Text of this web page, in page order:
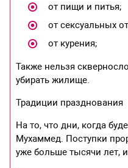
от пищи и питья;
от сексуальных
от курения;
Также нельзя
убирать жилище.
Традиции празднования
На то, что дни, когда
Мухаммед. Поступки
уже больше тысячи лет,